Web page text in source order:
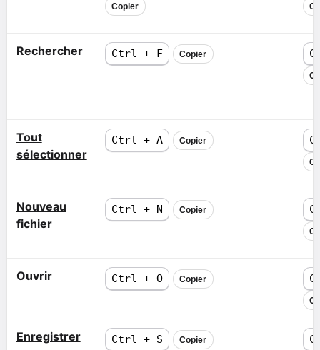
Copier
Rechercher Ctrl + F Copier
Tout
sélectionner
Ctrl + A Copier
Nouveau
fichier
Ctrl + N Copier
Ouvrir Ctrl + O Copier
Enregistrer Ctrl + S Copier